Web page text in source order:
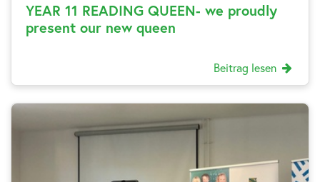
YEAR 11 READING QUEEN- we proudly
present our new queen
Beitrag lesen